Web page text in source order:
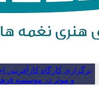
برگزاری کارگاه
و موثر در موسسه